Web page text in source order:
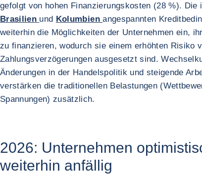
gefolgt von hohen Finanzierungskosten (28 %). Die
Brasilien und Kolumbienangespannten
weiterhin die Möglichkeiten der Unternehmen ein,
zu finanzieren, wodurch sie einem erhöhten Risiko
Zahlungsverzögerungen ausgesetzt sind.
Änderungen in der Handelspolitik und steigende
verstärken die traditionellen Belastungen
Spannungen) zusätzlich.
2026: Unternehmen
weiterhin anfällig